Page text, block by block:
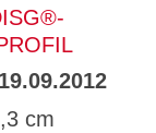
19.09.2012
cm